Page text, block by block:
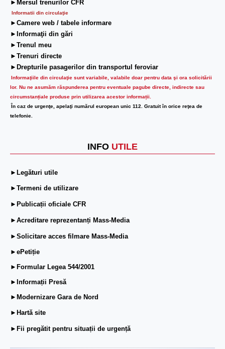
►Mersul trenurilor CFR
Informatii din circulaţie
►Camere web / tabele informare
►Informaţii din gări
►Trenul meu
►Trenuri directe
►Drepturile pasagerilor din transportul feroviar
Informaţiile din circulaţie sunt variabile, valabile doar pentru data şi ora solicitării
lor. Nu ne asumăm răspunderea pentru eventuale pagube directe, indirecte sau
circumstanțiale produse prin utilizarea acestor informații.
În caz de urgenţe, apelaţi numărul european unic 112. Gratuit în orice reţea de
telefonie.
INFO UTILE
►Legături utile
►Termeni de utilizare
►Publicații oficiale CFR
►Acreditare reprezentanți Mass-Media
►Solicitare acces filmare Mass-Media
►ePetiție
►Formular Legea 544/2001
►Informații Presă
►Modernizare Gara de Nord
►Hartă site
►Fii pregătit pentru situații de urgență